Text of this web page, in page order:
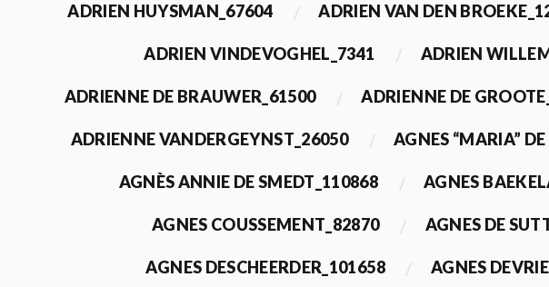
ADRIEN HUYSMAN_67604 ADRIEN VAN DEN
ADRIEN VINDEVOGHEL_7341 ADRIEN
ADRIENNE DE BRAUWER_61500 ADRIENNE DE
ADRIENNE VANDERGEYNST_26050 AGNES “MARIA”
AGNÈS ANNIE DE SMEDT_110868 AGNES
AGNES COUSSEMENT_82870 AGNES DE
AGNES DESCHEERDER_101658 AGNES